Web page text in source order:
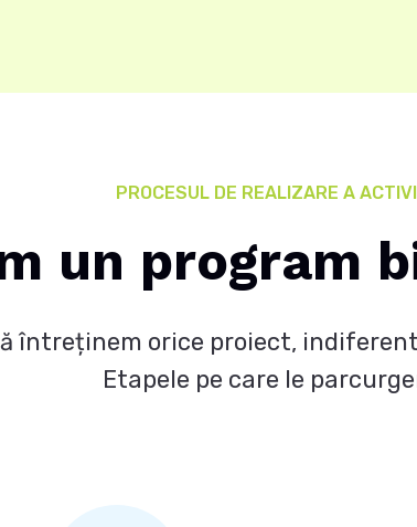
PROCESUL DE REALIZARE A
un program
întreținem orice proiect,
Etapele pe care le